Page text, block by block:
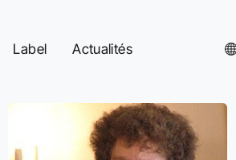
Label Actualités